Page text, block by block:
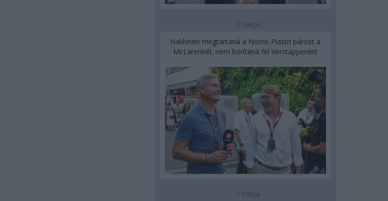
3 napja
Hakkinen megtartaná a Norris-Piastri párost a
McLarennél, nem borítaná fel Verstappenért
3 napja